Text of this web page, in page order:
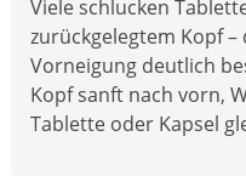
Viele schlucken
zurückgelegtem Kopf
Vorneigung deutlich
Kopf sanft nach vorn,
Tablette oder Kapsel